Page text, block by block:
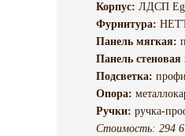
Корпус: ЛДСП
Фурнитура:
Панель мягкая:
Панель
Подсветка:
Опора:
Ручки: ручка-
Стоимость: 294